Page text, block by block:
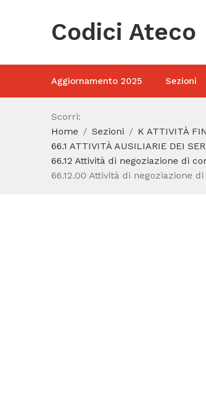
Codici Ateco
Aggiornamento 2025 Sezioni
Scorri:
Home
Sezioni K ATTIVITÀ
66.1 ATTIVITÀ AUSILIARIE DEI
66.12 Attività di negoziazione di
66.12.00 Attività di negoziazione